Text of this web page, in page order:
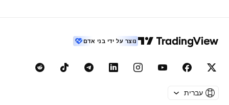
נוצר על ידי בני אדם
עברית